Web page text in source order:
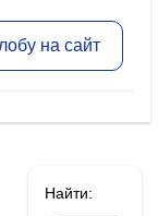
на сайт
Найти: